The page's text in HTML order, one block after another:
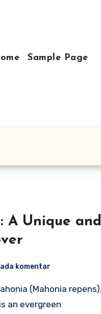
Sample Page
A Unique and
komentar
an evergreen